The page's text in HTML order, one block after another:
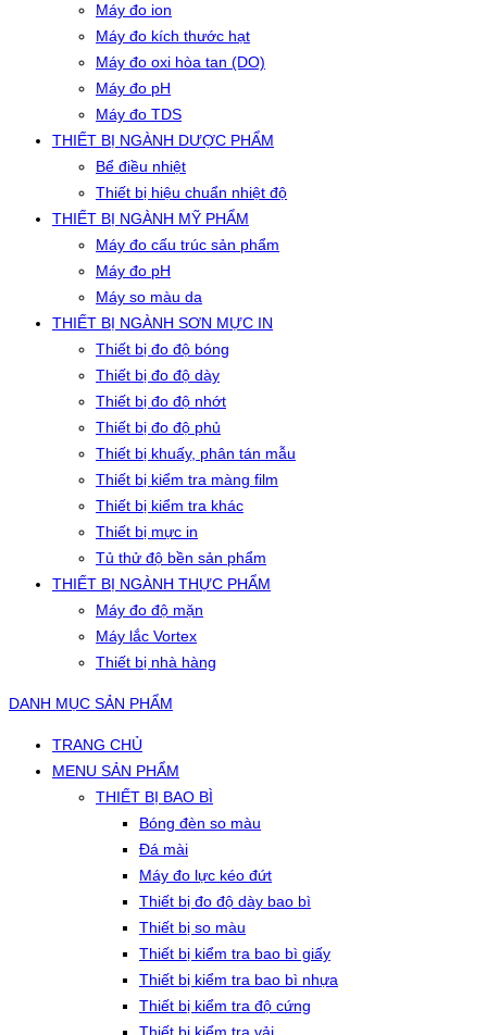
Máy đo ion
Máy đo kích thước hạt
Máy đo oxi hòa tan (DO)
Máy đo pH
Máy đo TDS
THIẾT BỊ NGÀNH DƯỢC PHẨM
Bể điều nhiệt
Thiết bị hiệu chuẩn nhiệt độ
THIẾT BỊ NGÀNH MỸ PHẨM
Máy đo cấu trúc sản phẩm
Máy đo pH
Máy so màu da
THIẾT BỊ NGÀNH SƠN MỰC IN
Thiết bị đo độ bóng
Thiết bị đo độ dày
Thiết bị đo độ nhớt
Thiết bị đo độ phủ
Thiết bị khuấy, phân tán mẫu
Thiết bị kiểm tra màng film
Thiết bị kiểm tra khác
Thiết bị mực in
Tủ thử độ bền sản phẩm
THIẾT BỊ NGÀNH THỰC PHẨM
Máy đo độ mặn
Máy lắc Vortex
Thiết bị nhà hàng
DANH MỤC SẢN PHẨM
TRANG CHỦ
MENU SẢN PHẨM
THIẾT BỊ BAO BÌ
Bóng đèn so màu
Đá mài
Máy đo lực kéo đứt
Thiết bị đo độ dày bao bì
Thiết bị so màu
Thiết bị kiểm tra bao bì giấy
Thiết bị kiểm tra bao bì nhựa
Thiết bị kiểm tra độ cứng